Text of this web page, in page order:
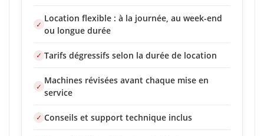
Location flexible : à la journée, au week-end
ou longue durée
Tarifs dégressifs selon la durée de location
Machines révisées avant chaque mise en
service
Conseils et support technique inclus